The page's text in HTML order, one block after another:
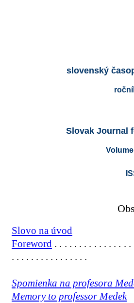
slovenský
Slovak Journal
Slovo na úvod
Foreword . . . . . . . . . . . . . . .
. . . . . . . . . . . . . . . .
Spomienka na profesora
Memory to professor Medek